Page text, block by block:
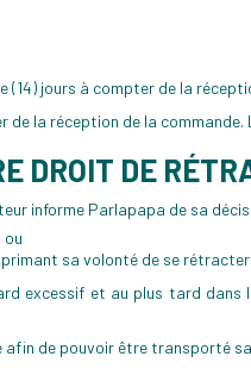
(14) jours à compter de la
la réception de la
DROIT DE
informe Parlapapa de sa
ou
sa volonté de se
excessif et au plus tard dans
de pouvoir être transporté